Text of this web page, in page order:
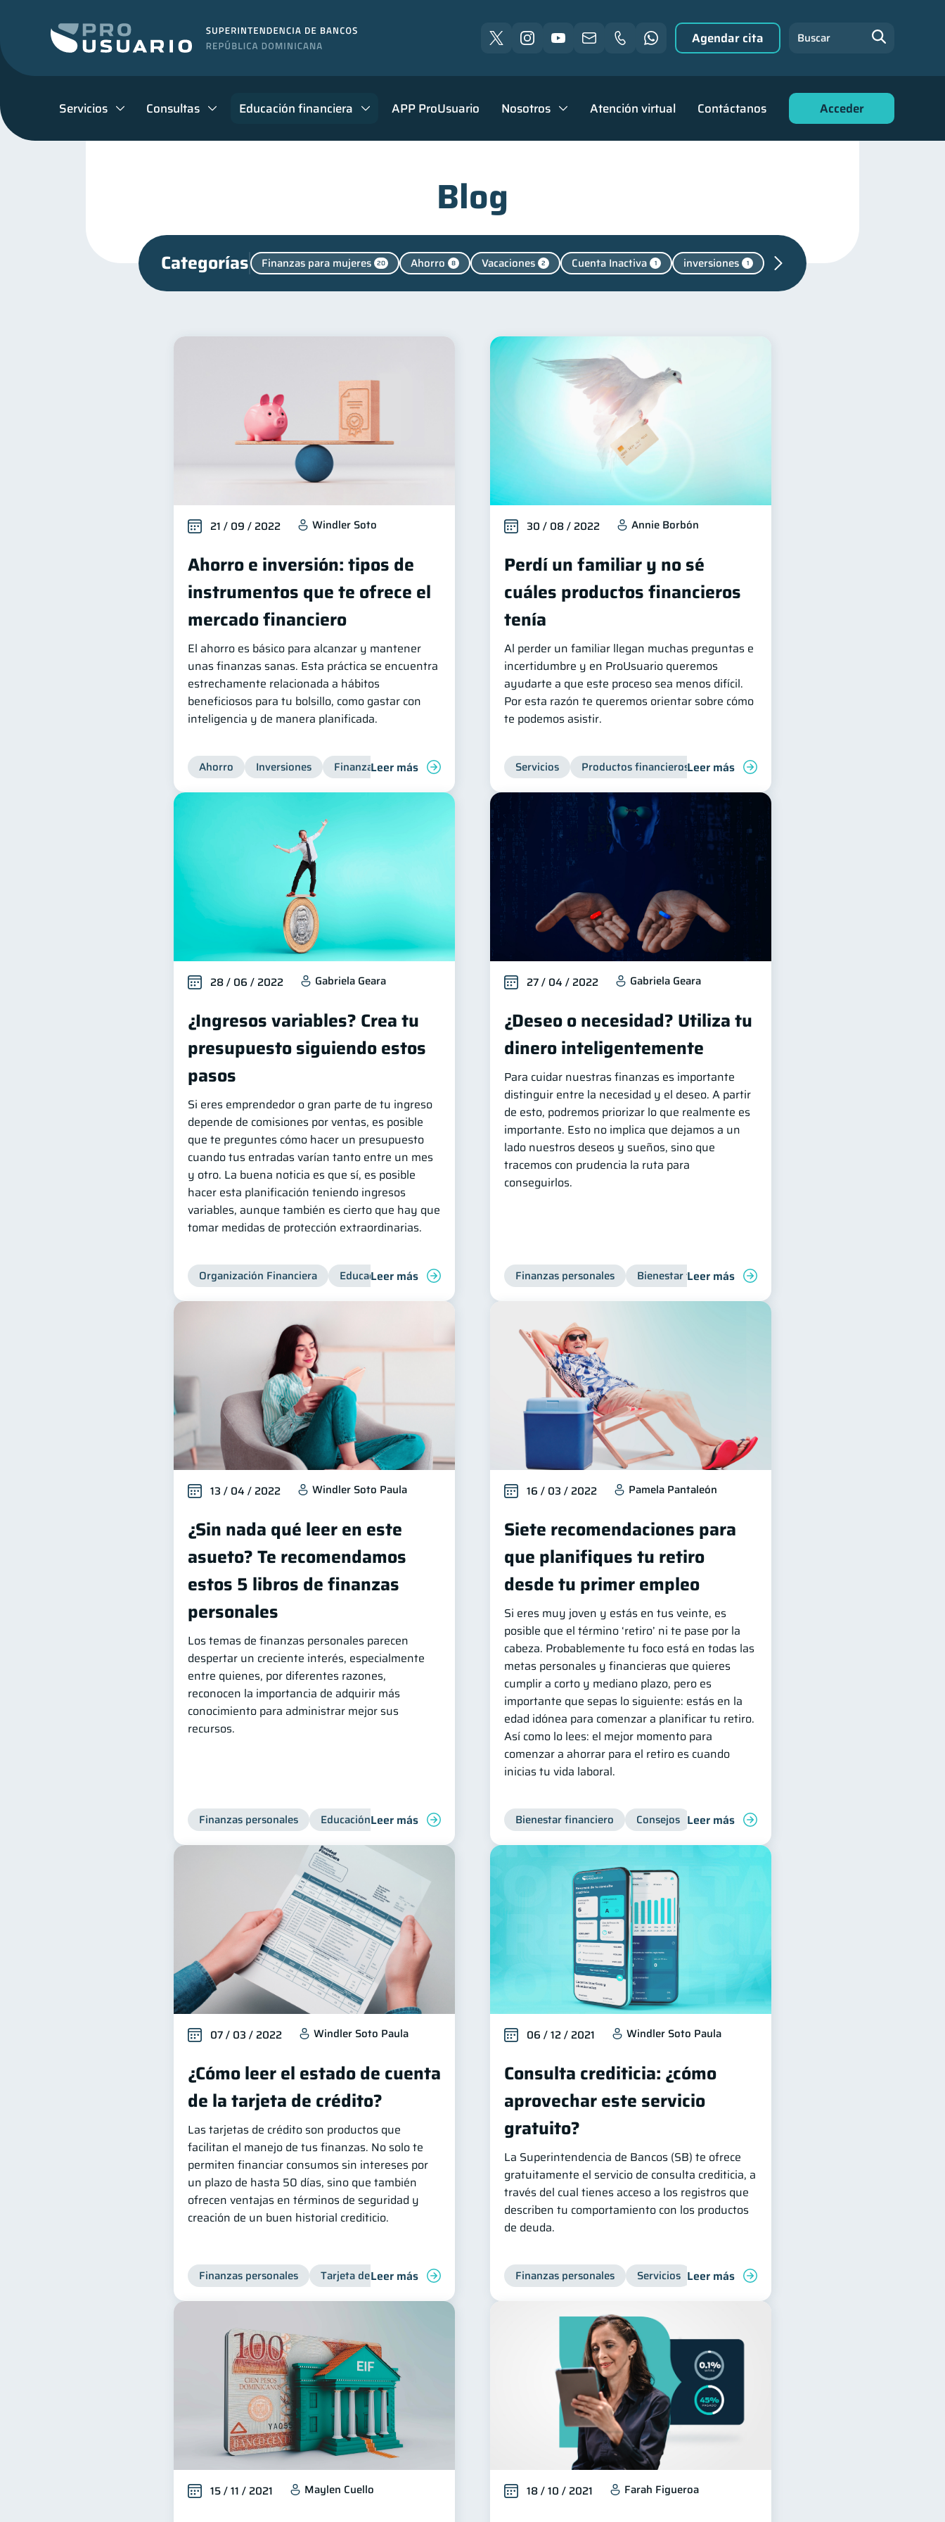
Servicios Consultas Educación financiera APP ProUsuario Nosotros Atención virtual Contáctanos Acceder
Agendar cita Buscar
Blog
Categorías Finanzas para mujeres 20 Ahorro 8 Vacaciones 2 Cuenta Inactiva 1 inversiones 1
Consejos Tarjeta de crédito
Ciberseguridad Derechos & Deberes
Superintendencia de Bancos Criptomonedas Inversiones 2
Finanzas Personales 1 Finanzas en Pareja Fraudes
Información financiera 1 Salud mental 1 Doble sueldo Gasto responsable
21 / 09 / 2022 Windler Soto
Ahorro e inversión: tipos de
instrumentos que te ofrece el
mercado financiero
El ahorro es básico para alcanzar y mantener
unas finanzas sanas. Esta práctica se encuentra
estrechamente relacionada a hábitos
beneficiosos para tu bolsillo, como gastar con
inteligencia y de manera planificada.
Ahorro Inversiones Finanzas para jóvenes Finanzas familiares
Leer más
30 / 08 / 2022 Annie Borbón
Perdí un familiar y no sé
cuáles productos financieros
tenía
Al perder un familiar llegan muchas preguntas e
incertidumbre y en ProUsuario queremos
ayudarte a que este proceso sea menos difícil.
Por esta razón te queremos orientar sobre cómo
te podemos asistir.
Servicios Productos financieros Inclusión financiera
Leer más
28 / 06 / 2022 Gabriela Geara
¿Ingresos variables? Crea tu
presupuesto siguiendo estos
pasos
Si eres emprendedor o gran parte de tu ingreso
depende de comisiones por ventas, es posible
que te preguntes cómo hacer un presupuesto
cuando tus entradas varían tanto entre un mes
y otro. La buena noticia es que sí, es posible
hacer esta planificación teniendo ingresos
variables, aunque también es cierto que hay que
tomar medidas de protección extraordinarias.
Organización Financiera Educación financiera Inclusión financiera Finanzas para jóvenes Manejo de deudas
Leer más
27 / 04 / 2022 Gabriela Geara
¿Deseo o necesidad? Utiliza tu
dinero inteligentemente
Para cuidar nuestras finanzas es importante
distinguir entre la necesidad y el deseo. A partir
de esto, podremos priorizar lo que realmente es
importante. Esto no implica que dejamos a un
lado nuestros deseos y sueños, sino que
tracemos con prudencia la ruta para
conseguirlos.
Finanzas personales Bienestar financiero
Leer más
13 / 04 / 2022 Windler Soto Paula
¿Sin nada qué leer en este
asueto? Te recomendamos
estos 5 libros de finanzas
personales
Los temas de finanzas personales parecen
despertar un creciente interés, especialmente
entre quienes, por diferentes razones,
reconocen la importancia de adquirir más
conocimiento para administrar mejor sus
recursos.
Finanzas personales Educación financiera Bienestar financiero Consejos Vacaciones
Leer más
16 / 03 / 2022 Pamela Pantaleón
Siete recomendaciones para
que planifiques tu retiro
desde tu primer empleo
Si eres muy joven y estás en tus veinte, es
posible que el término ‘retiro’ ni te pase por la
cabeza. Probablemente tu foco está en todas las
metas personales y financieras que quieres
cumplir a corto y mediano plazo, pero es
importante que sepas lo siguiente: estás en la
edad idónea para comenzar a planificar tu retiro.
Así como lo lees: el mejor momento para
comenzar a ahorrar para el retiro es cuando
inicias tu vida laboral.
Bienestar financiero Consejos Ahorro
Leer más
07 / 03 / 2022 Windler Soto Paula
¿Cómo leer el estado de cuenta
de la tarjeta de crédito?
Las tarjetas de crédito son productos que
facilitan el manejo de tus finanzas. No solo te
permiten financiar consumos sin intereses por
un plazo de hasta 50 días, sino que también
ofrecen ventajas en términos de seguridad y
creación de un buen historial crediticio.
Finanzas personales Tarjeta de crédito Inclusión financiera Finanzas para jóvenes Manejo de deudas
Leer más
06 / 12 / 2021 Windler Soto Paula
Consulta crediticia: ¿cómo
aprovechar este servicio
gratuito?
La Superintendencia de Bancos (SB) te ofrece
gratuitamente el servicio de consulta crediticia, a
través del cual tienes acceso a los registros que
describen tu comportamiento con los productos
de deuda.
Finanzas personales Servicios Inclusión financiera
Leer más
15 / 11 / 2021 Maylen Cuello 18 / 10 / 2021 Farah Figueroa